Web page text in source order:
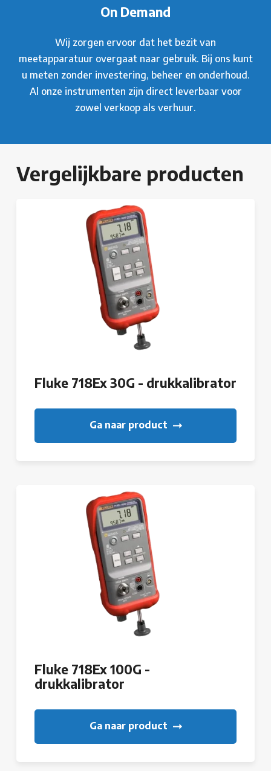
On Demand
Wij zorgen ervoor dat het bezit van
meetapparatuur overgaat naar gebruik. Bij ons kunt
u meten zonder investering, beheer en onderhoud.
Al onze instrumenten zijn direct leverbaar voor
zowel verkoop als verhuur.
Vergelijkbare producten
Fluke 718Ex 30G - drukkalibrator
Ga naar product
Fluke 718Ex 100G -
drukkalibrator
Ga naar product